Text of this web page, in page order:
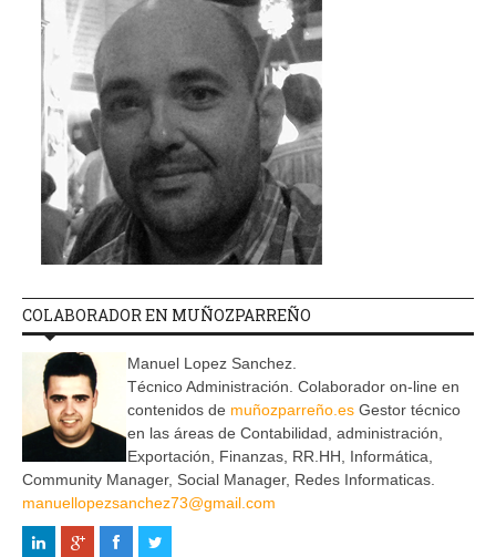
COLABORADOR EN MUÑOZPARREÑO
Manuel Lopez Sanchez.
Técnico Administración. Colaborador on-line en
contenidos de muñozparreño.es Gestor técnico
en las áreas de Contabilidad, administración,
Exportación, Finanzas, RR.HH, Informática,
Community Manager, Social Manager, Redes Informaticas.
manuellopezsanchez73@gmail.com